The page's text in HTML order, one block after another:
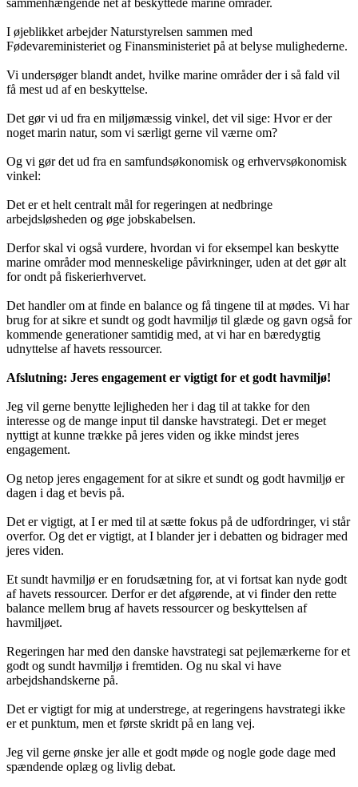
sammenhængende net af beskyttede marine områder.
I øjeblikket arbejder Naturstyrelsen sammen med
Fødevareministeriet og Finansministeriet på at belyse mulighederne.
Vi undersøger blandt andet, hvilke marine områder der i så fald vil
få mest ud af en beskyttelse.
Det gør vi ud fra en miljømæssig vinkel, det vil sige: Hvor er der
noget marin natur, som vi særligt gerne vil værne om?
Og vi gør det ud fra en samfundsøkonomisk og erhvervsøkonomisk
vinkel:
Det er et helt centralt mål for regeringen at nedbringe
arbejdsløsheden og øge jobskabelsen.
Derfor skal vi også vurdere, hvordan vi for eksempel kan beskytte
marine områder mod menneskelige påvirkninger, uden at det gør alt
for ondt på fiskerierhvervet.
Det handler om at finde en balance og få tingene til at mødes. Vi har
brug for at sikre et sundt og godt havmiljø til glæde og gavn også for
kommende generationer samtidig med, at vi har en bæredygtig
udnyttelse af havets ressourcer.
Afslutning: Jeres engagement er vigtigt for et godt havmiljø!
Jeg vil gerne benytte lejligheden her i dag til at takke for den
interesse og de mange input til danske havstrategi. Det er meget
nyttigt at kunne trække på jeres viden og ikke mindst jeres
engagement.
Og netop jeres engagement for at sikre et sundt og godt havmiljø er
dagen i dag et bevis på.
Det er vigtigt, at I er med til at sætte fokus på de udfordringer, vi står
overfor. Og det er vigtigt, at I blander jer i debatten og bidrager med
jeres viden.
Et sundt havmiljø er en forudsætning for, at vi fortsat kan nyde godt
af havets ressourcer. Derfor er det afgørende, at vi finder den rette
balance mellem brug af havets ressourcer og beskyttelsen af
havmiljøet.
Regeringen har med den danske havstrategi sat pejlemærkerne for et
godt og sundt havmiljø i fremtiden. Og nu skal vi have
arbejdshandskerne på.
Det er vigtigt for mig at understrege, at regeringens havstrategi ikke
er et punktum, men et første skridt på en lang vej.
Jeg vil gerne ønske jer alle et godt møde og nogle gode dage med
spændende oplæg og livlig debat.